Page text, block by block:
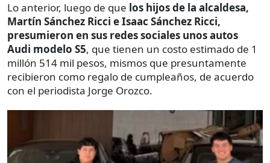
Lo anterior, luego de que los hijos de la alcaldesa,
Martín Sánchez Ricci e Isaac Sánchez Ricci,
presumieron en sus redes sociales unos autos
Audi modelo S5, que tienen un costo estimado de 1
millón 514 mil pesos, mismos que presuntamente
recibieron como regalo de cumpleaños, de acuerdo
con el periodista Jorge Orozco.